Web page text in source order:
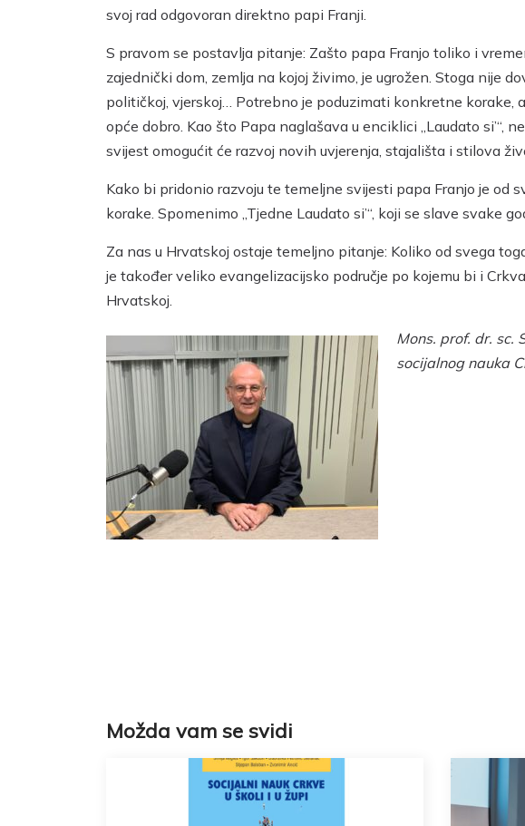
svoj rad odgovoran direktno papi Franji.
S pravom se postavlja pitanje: Zašto papa Franjo toliko i
zajednički dom, zemlja na kojoj živimo, je ugrožen. Stoga nije
političkoj, vjerskoj… Potrebno je poduzimati konkretne
opće dobro. Kao što Papa naglašava u enciklici „Laudato
svijest omogućit će razvoj novih uvjerenja, stajališta i stilova
Kako bi pridonio razvoju te temeljne svijesti papa Franjo je od
korake. Spomenimo „Tjedne Laudato si’“, koji se slave svake
Za nas u Hrvatskoj ostaje temeljno pitanje: Koliko od svega
je također veliko evangelizacijsko područje po kojemu bi i
Hrvatskoj.
Mons. prof. dr. sc.
socijalnog nauka
Možda vam se svidi